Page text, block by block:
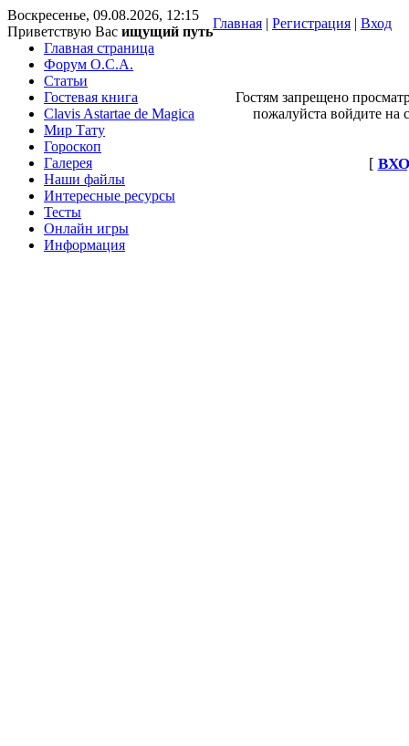
Воскресенье, 09.08.2026, 12:15
Приветствую Вас ищущий путь
Главная | Регистрация | Вход
Главная страница
Форум O.C.A.
Статьи
Гостевая книга
Clavis Astartae de Magica
Мир Тату
Гороскоп
Галерея
Наши файлы
Интересные ресурсы
Тесты
Онлайн игры
Информация
Гостям запрещено
пожалуйста войдите на
[